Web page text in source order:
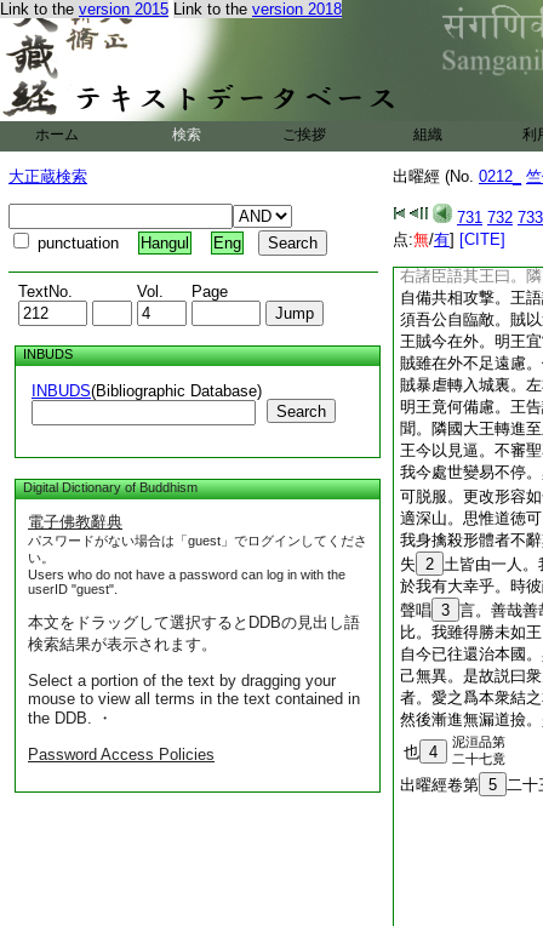
Link to the version 2015 Link to the version 2018
ホーム 検索 ご挨拶 組織 利
大正蔵検索
punctuation Hangul Eng
TextNo. Vol. Page
INBUDS
INBUDS(Bibliographic Database)
Search
Digital Dictionary of Buddhism
電子佛教辭典
パスワードがない場合は「guest」でログインしてくださ
い。
Users who do not have a password can log in with the
userID "guest".
本文をドラッグして選択するとDDBの見出し語
検索結果が表示されます。
Select a portion of the text by dragging your
mouse to view all terms in the text contained in
the DDB. ・
Password Access Policies
出曜經 (No. 0212_
731 732 733
点:無/有] [CITE]
財施者。一人足充
事不同。 15
由如
諸天萬二千摩竭衆
室之中説微妙法。
也。所謂財施者。
至求天上道者。彼
盡。是故説曰衆施
在俗處樂亂想之本
法樂者。暢達演説
入耳。是故説曰衆
者。昔有隣國之王
右諸臣語其王曰。
自備共相攻撃。王
須吾公自臨敵。賊
王賊今在外。明王
賊雖在外不足遠慮
賊暴虐轉入城裏。
明王竟何備慮。王
聞。隣國大王轉進
王今以見逼。不審
我今處世變易不停
可脱服。更改形容
適深山。思惟道徳
我身擒殺形體者不
失 2 土皆由一人。
於我有大幸乎。時
聲唱 3 言。善哉善
比。我雖得勝未如
自今已往還治本國
己無異。是故説曰
者。愛之爲本衆結
然後漸進無漏道撿
也 4
泥洹品第
二十七竟
出曜經卷第 5 二十